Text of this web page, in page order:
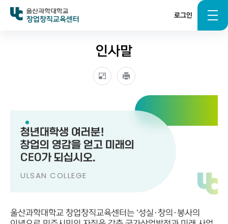
로그인
창업창직교육센터
인사말
청년대학생 여러분!
창업의 영감을 얻고 미래의
CEO가 되십시오.
ULSAN COLLEGE
울산과학대학교 창업창직교육센터는 ‘성실·창의·봉사의